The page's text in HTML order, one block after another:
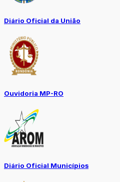
Diário Oficial da União
Ouvidoria MP-RO
Diário Oficial Municípios